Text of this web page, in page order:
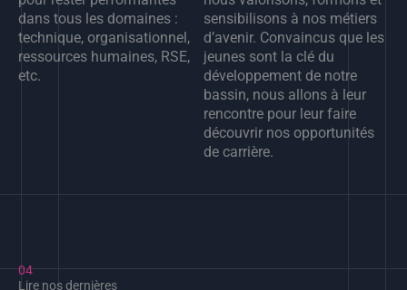
dans tous les domaines :
technique, organisationnel,
ressources humaines, RSE,
etc.
sensibilisons à nos métiers
d’avenir. Convaincus que les
jeunes sont la clé du
développement de notre
bassin, nous allons à leur
rencontre pour leur faire
découvrir nos opportunités
de carrière.
04
Lire nos dernières